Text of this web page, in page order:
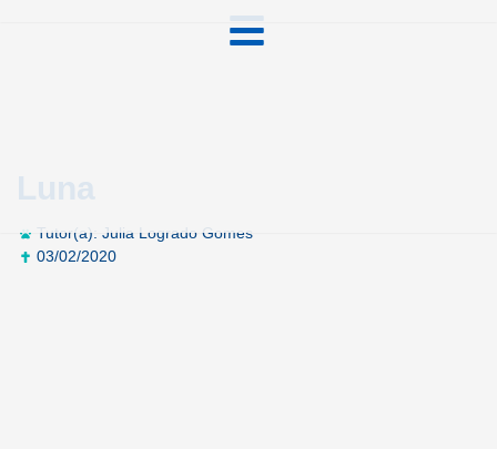
Luna
Tutor(a): Julia Logrado Gomes
03/02/2020